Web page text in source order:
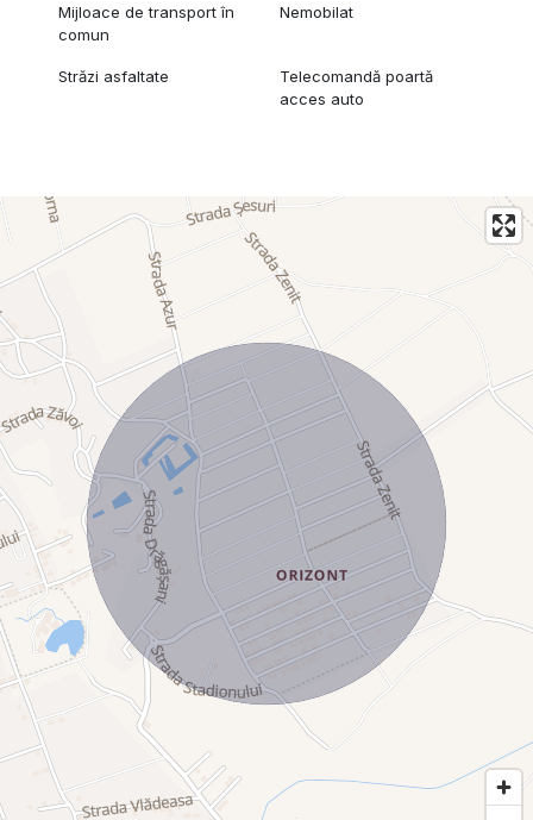
Mijloace de transport în
comun
Nemobilat
Străzi asfaltate
Telecomandă poartă
acces auto